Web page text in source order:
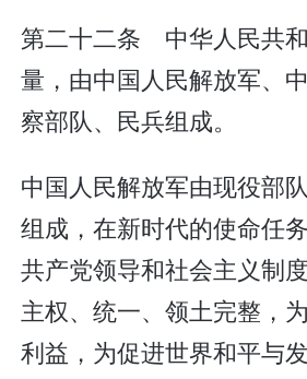
第二十二条 中华人民共
量，由中国人民解放军、
察部队、民兵组成。
中国人民解放军由现役部
组成，在新时代的使命任
共产党领导和社会主义制
主权、统一、领土完整，
利益，为促进世界和平与